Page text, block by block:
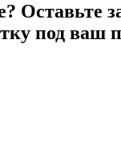
Оставьте
под ваш